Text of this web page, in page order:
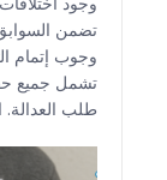
تضمن
وجوب إتمام
تشمل جميع
طلب العدالة.